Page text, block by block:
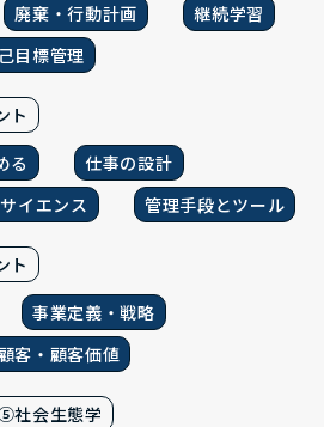
廃棄・行動計画
継続学習
目標管理
ト
る
仕事の設計
イエンス
管理手段とツール
ト
事業定義・戦略
客・顧客価値
社会生態学